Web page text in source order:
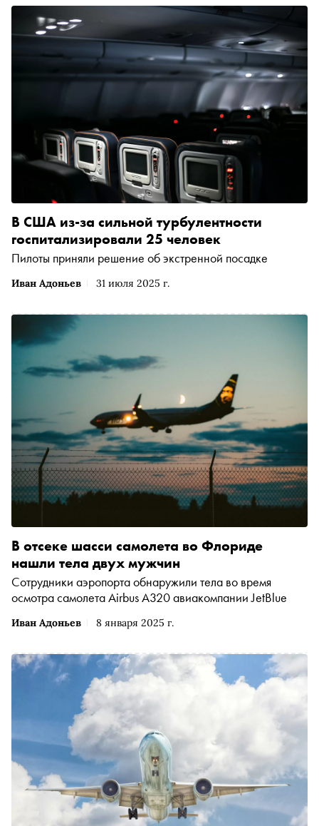
Иван Адоньев 31 июля 2025 г.
В США из-за сильной турбулентности
госпитализировали 25 человек
Пилоты приняли решение об экстренной посадке
Иван Адоньев 8 января 2025 г.
В отсеке шасси самолета во Флориде
нашли тела двух мужчин
Сотрудники аэропорта обнаружили тела во время
осмотра самолета Airbus A320 авиакомпании JetBlue